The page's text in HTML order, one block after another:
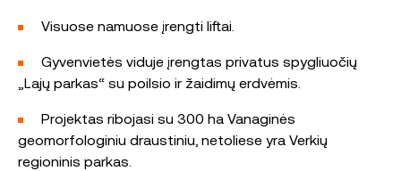
Visuose namuose įrengti liftai.
Gyvenvietės viduje įrengtas privatus spygliuočių
„Lajų parkas“ su poilsio ir žaidimų erdvėmis.
Projektas ribojasi su 300 ha Vanaginės
geomorfologiniu draustiniu, netoliese yra Verkių
regioninis parkas.